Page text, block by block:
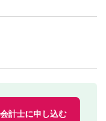
計士に申し込む